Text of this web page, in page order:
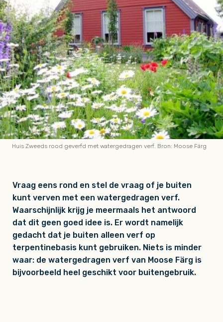
Huis Zweeds rood geverfd met watergedragen verf. Bron: Moose Färg
Vraag eens rond en stel de vraag of je buiten
kunt verven met een watergedragen verf.
Waarschijnlijk krijg je meermaals het antwoord
dat dit geen goed idee is. Er wordt namelijk
gedacht dat je buiten alleen verf op
terpentinebasis kunt gebruiken. Niets is minder
waar: de watergedragen verf van Moose Färg is
bijvoorbeeld heel geschikt voor buitengebruik.